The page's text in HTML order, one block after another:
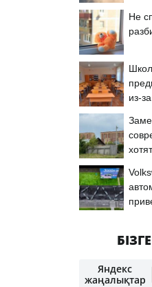
Не
из-
Яндекс
жаңалықтар